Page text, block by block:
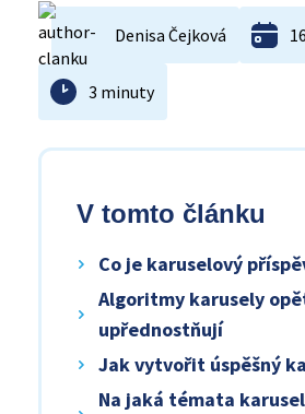
Denisa Čejková
3 minuty
V tomto článku
Co je karuselový
Algoritmy karusely
upřednostňují
Jak vytvořit úspěšný
Na jaká témata